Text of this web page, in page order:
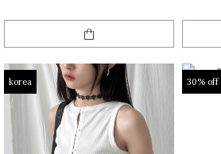
korea 30% off